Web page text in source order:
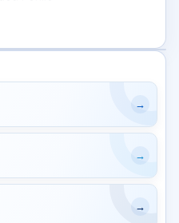
→
→
→